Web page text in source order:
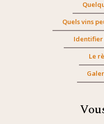
Quels vins
Identifier
Le